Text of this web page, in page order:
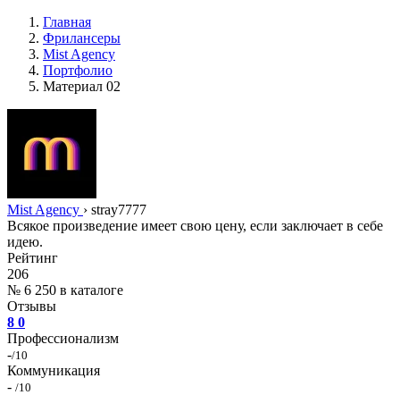
Главная
Фрилансеры
Mist Agency
Портфолио
Материал 02
Mist Agency › stray7777
Всякое произведение имеет свою цену, если заключает в себе
идею.
Рейтинг
206
№ 6 250 в каталоге
Отзывы
8 0
Профессионализм
-/10
Коммуникация
- /10